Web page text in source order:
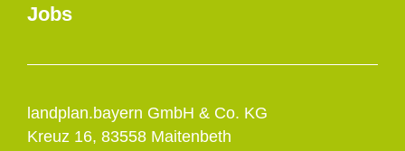
landplan.bayern GmbH & Co. KG
Kreuz 16, 83558 Maitenbeth
Jobs